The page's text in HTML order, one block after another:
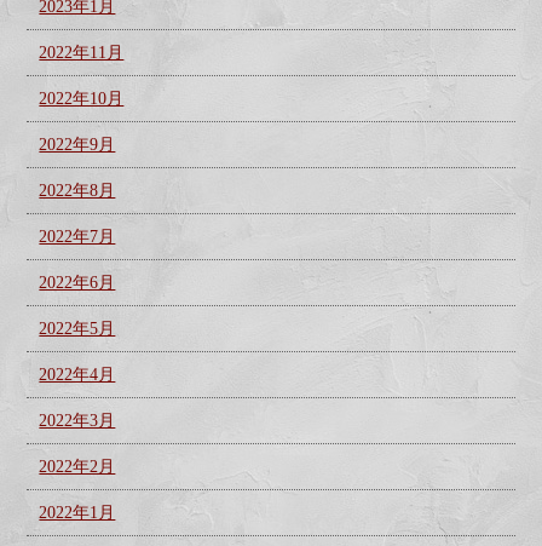
2023年1月
2022年11月
2022年10月
2022年9月
2022年8月
2022年7月
2022年6月
2022年5月
2022年4月
2022年3月
2022年2月
2022年1月